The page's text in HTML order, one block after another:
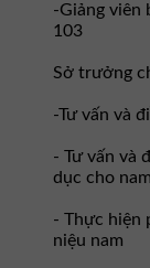
-Giảng viên
103
Sở trưởng
-Tư vấn và
- Tư vấn và
dục cho
- Thực hiện
niệu nam